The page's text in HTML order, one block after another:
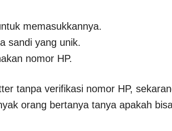
memasukkannya.
sandi yang unik.
nomor HP.
tanpa verifikasi nomor HP,
orang bertanya tanya apakah